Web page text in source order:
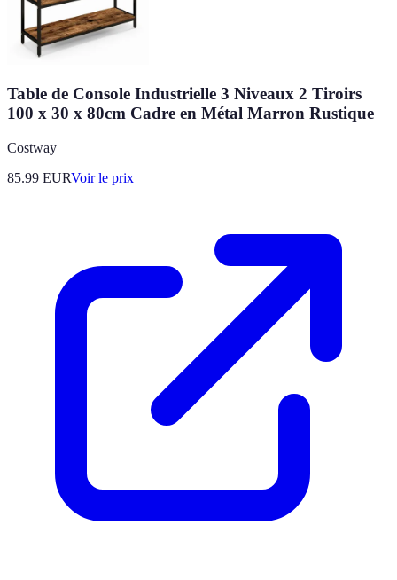
Table de Console Industrielle 3 Niveaux 2 Tiroirs
100 x 30 x 80cm Cadre en Métal Marron Rustique
Costway
85.99 EURVoir le prix